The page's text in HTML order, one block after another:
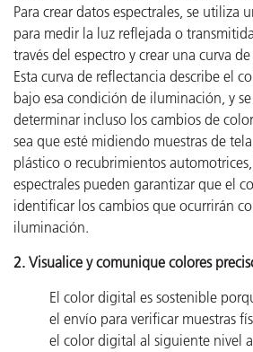
Para crear datos espectrales, se utiliza
para medir la luz reflejada o
través del espectro y crear una curva
Esta curva de reflectancia describe el
bajo esa condición de iluminación, y
determinar incluso los cambios de
sea que esté midiendo muestras de
plástico o recubrimientos
espectrales pueden garantizar que el
identificar los cambios que ocurrirán
iluminación.
2. Visualice y comunique colores
El color digital es sostenible
el envío para verificar muestras
el color digital al siguiente nivel